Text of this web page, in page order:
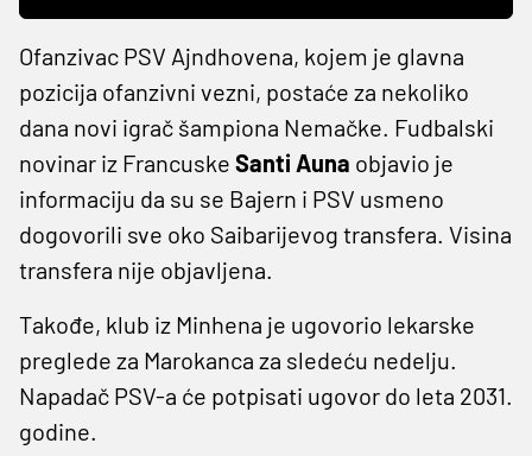
Ofanzivac PSV Ajndhovena, kojem je glavna
pozicija ofanzivni vezni, postaće za nekoliko
dana novi igrač šampiona Nemačke. Fudbalski
novinar iz Francuske Santi Auna objavio je
informaciju da su se Bajern i PSV usmeno
dogovorili sve oko Saibarijevog transfera. Visina
transfera nije objavljena.
Takođe, klub iz Minhena je ugovorio lekarske
preglede za Marokanca za sledeću nedelju.
Napadač PSV-a će potpisati ugovor do leta 2031.
godine.